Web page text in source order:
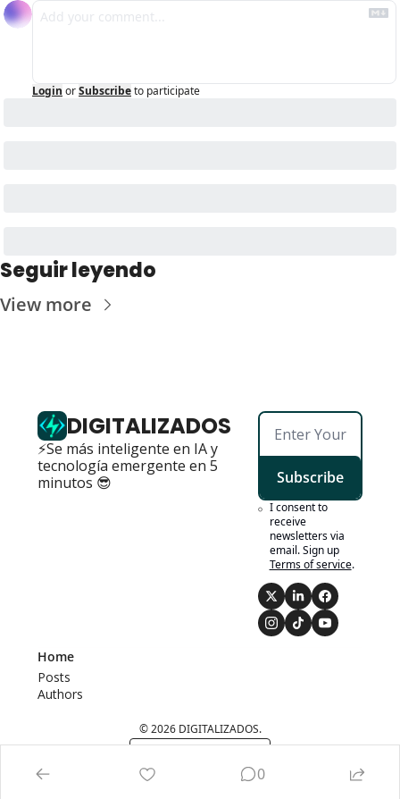
Login orSubscribeto participate
Seguir leyendo
View more
DIGITALIZADOS
⚡Se más inteligente en IA y
tecnología emergente en 5
minutos 😎
Subscribe
I consent to
receive
newsletters via
email. Sign up
Terms of service.
Home
Posts
Authors
© 2026 DIGITALIZADOS.
0